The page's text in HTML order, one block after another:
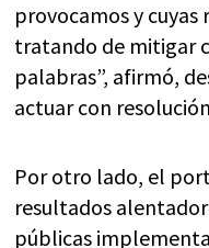
provocamos y cuyas
tratando de mitigar
palabras”, afirmó,
actuar con
Por otro lado, el
resultados
públicas